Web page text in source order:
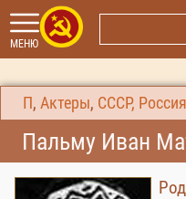
МЕНЮ
П , Актеры, СССР, Россия
Пальму Иван